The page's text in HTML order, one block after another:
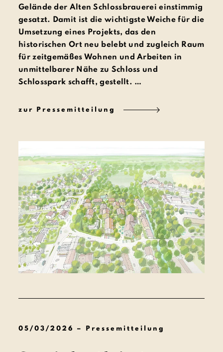
Gelände der Alten Schlossbrauerei einstimmig
gesatzt. Damit ist die wichtigste Weiche für die
Umsetzung eines Projekts, das den
historischen Ort neu belebt und zugleich Raum
für zeitgemäßes Wohnen und Arbeiten in
unmittelbarer Nähe zu Schloss und
Schlosspark schafft, gestellt. …
zur Pressemitteilung
05/03/2026 – Pressemitteilung